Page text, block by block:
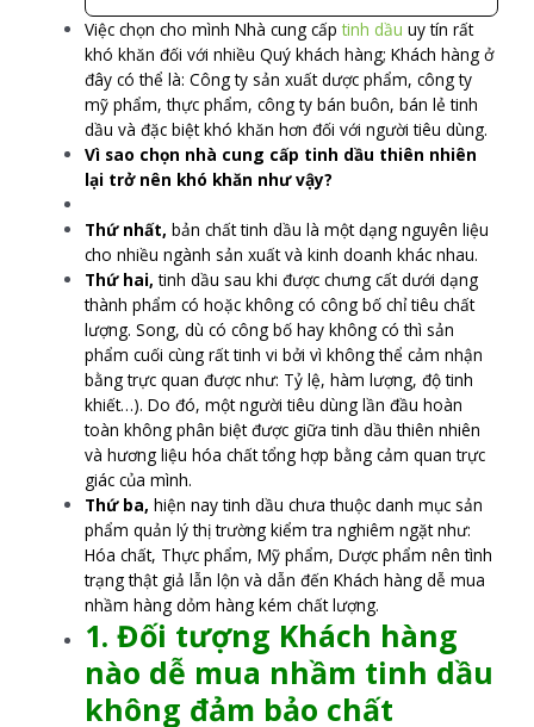
Việc chọn cho mình Nhà cung cấptinh dầu uy tín rất
khó khăn đối với nhiều Quý khách hàng; Khách hàng ở
đây có thể là: Công ty sản xuất dược phẩm, công ty
mỹ phẩm, thực phẩm, công ty bán buôn, bán lẻ tinh
dầu và đặc biệt khó khăn hơn đối với người tiêu dùng.
Vì sao chọn nhà cung cấp tinh dầu thiên nhiên
lại trở nên khó khăn như vậy?
Thứ nhất, bản chất tinh dầu là một dạng nguyên liệu
cho nhiều ngành sản xuất và kinh doanh khác nhau.
Thứ hai, tinh dầu sau khi được chưng cất dưới dạng
thành phẩm có hoặc không có công bố chỉ tiêu chất
lượng. Song, dù có công bố hay không có thì sản
phẩm cuối cùng rất tinh vi bởi vì không thể cảm nhận
bằng trực quan được như: Tỷ lệ, hàm lượng, độ tinh
khiết…). Do đó, một người tiêu dùng lần đầu hoàn
toàn không phân biệt được giữa tinh dầu thiên nhiên
và hương liệu hóa chất tổng hợp bằng cảm quan trực
giác của mình.
Thứ ba, hiện nay tinh dầu chưa thuộc danh mục sản
phẩm quản lý thị trường kiểm tra nghiêm ngặt như:
Hóa chất, Thực phẩm, Mỹ phẩm, Dược phẩm nên tình
trạng thật giả lẫn lộn và dẫn đến Khách hàng dễ mua
nhầm hàng dỏm hàng kém chất lượng.
1. Đối tượng Khách hàng
nào dễ mua nhầm tinh dầu
không đảm bảo chất